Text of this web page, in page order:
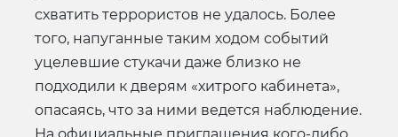
схватить террористов не удалось. Более
того, напуганные таким ходом событий
уцелевшие стукачи даже близко не
подходили к дверям «хитрого кабинета»,
опасаясь, что за ними ведется наблюдение.